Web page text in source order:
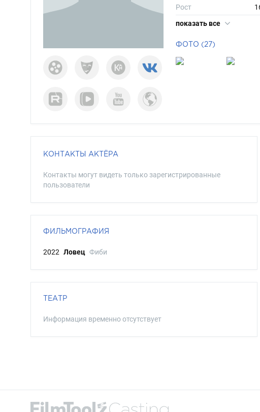
Рост
Вес
показать все
ФОТО (27)
КОНТАКТЫ АКТЁРА
Контакты могут видеть только зарегистрированные
пользователи
ФИЛЬМОГРАФИЯ
2022 Ловец Фиби
ТЕАТР
Информация временно отсутствует